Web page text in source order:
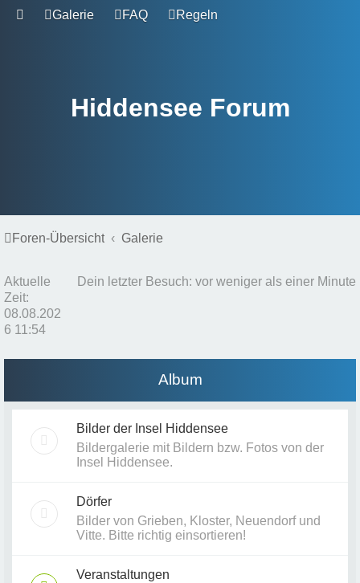
Galerie FAQ Regeln
Hiddensee Forum
Foren-Übersicht Galerie
Dein letzter Besuch: vor weniger als einer Minute
Aktuelle
Zeit:
08.08.202
6 11:54
Album
Bilder der Insel Hiddensee
Bildergalerie mit Bildern bzw. Fotos von der
Insel Hiddensee.
Dörfer
Bilder von Grieben, Kloster, Neuendorf und
Vitte. Bitte richtig einsortieren!
Veranstaltungen